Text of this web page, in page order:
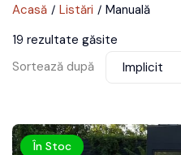
Acasă Listări
Manuală
19 rezultate găsite
Sortează după
Implicit
În Stoc